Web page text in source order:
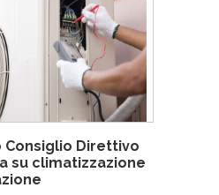
Consiglio Direttivo
su climatizzazione